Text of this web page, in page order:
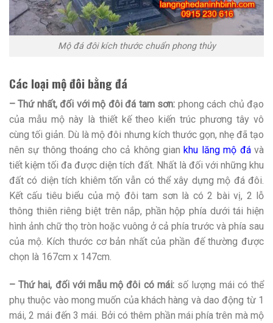
Mộ đá đôi kích thước chuẩn phong thủy
Các loại mộ đôi bằng đá
– Thứ nhất, đối với mộ đôi đá tam sơn: phong cách chủ đạo
của mẫu mộ này là thiết kế theo kiến trúc phương tây vô
cùng tối giản. Dù là mộ đôi nhưng kích thước gọn, nhẹ đã tạo
nên sự thông thoáng cho cả không gian khu lăng mộ đávà
tiết kiệm tối đa được diện tích đất. Nhất là đối với những khu
đất có diện tích khiêm tốn vẫn có thể xây dựng mộ đá đôi.
Kết cấu tiêu biểu của mộ đôi tam sơn là có 2 bài vị, 2 lỗ
thông thiên riêng biệt trên nắp, phần hộp phía dưới tái hiện
hình ảnh chữ thọ tròn hoặc vuông ở cả phía trước và phía sau
của mộ. Kích thước cơ bản nhất của phần đế thường được
chọn là 167cm x 147cm.
– Thứ hai, đối với mẫu mộ đôi có mái:số lượng mái có thể
phụ thuộc vào mong muốn của khách hàng và dao động từ 1
mái, 2 mái đến 3 mái. Bởi có thêm phần mái phía trên mà mộ